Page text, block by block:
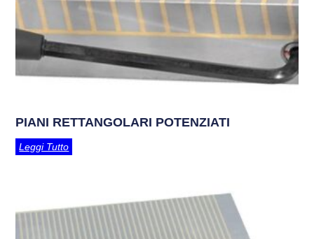
PIANI RETTANGOLARI POTENZIATI
Leggi Tutto